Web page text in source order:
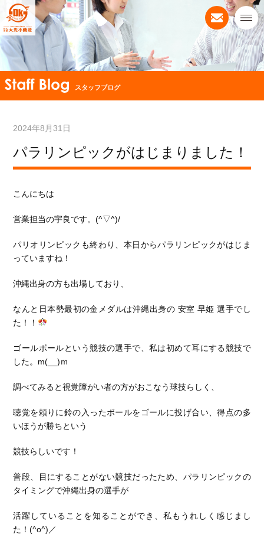
スタッフブログ
2024年8月31日
パラリンピックがはじまりました！
こんにちは
営業担当の宇良です。(^▽^)/
パリオリンピックも終わり、本日からパラリンピックがはじま
っていますね！
沖縄出身の方も出場しており、
なんと日本勢最初の金メダルは沖縄出身の 安室 早姫 選手でし
た！！
ゴールボールという競技の選手で、私は初めて耳にする競技で
した。m(__)ｍ
調べてみると視覚障がい者の方がおこなう球技らしく、
聴覚を頼りに鈴の入ったボールをゴールに投げ合い、得点の多
いほうが勝ちという
競技らしいです！
普段、目にすることがない競技だったため、パラリンピックの
タイミングで沖縄出身の選手が
活躍していることを知ることができ、私もうれしく感じまし
た！(^o^)／